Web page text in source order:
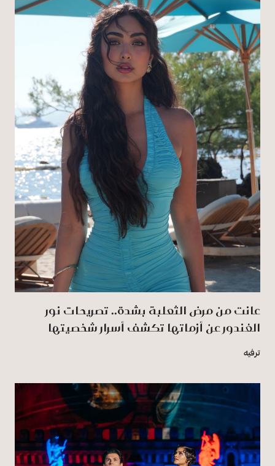
عانت من مرض الثعلبة بشدة.. تصريحات نور
الغندور عن أزماتها تكشف أسرار شخصيتها
ترفيه